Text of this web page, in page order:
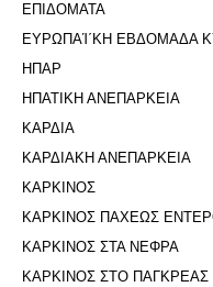
ΕΠΙΔΟΜΑΤΑ
ΕΥΡΩΠΑΊ΄ΚΗ ΕΒΔΟΜΑΔΑ
ΗΠΑΡ
ΗΠΑΤΙΚΗ ΑΝΕΠΑΡΚΕΙΑ
ΚΑΡΔΙΑ
ΚΑΡΔΙΑΚΗ ΑΝΕΠΑΡΚΕΙΑ
ΚΑΡΚΙΝΟΣ
ΚΑΡΚΙΝΟΣ ΠΑΧΕΩΣ
ΚΑΡΚΙΝΟΣ ΣΤΑ ΝΕΦΡΑ
ΚΑΡΚΙΝΟΣ ΣΤΟ ΠΑΓΚΡΕΑΣ